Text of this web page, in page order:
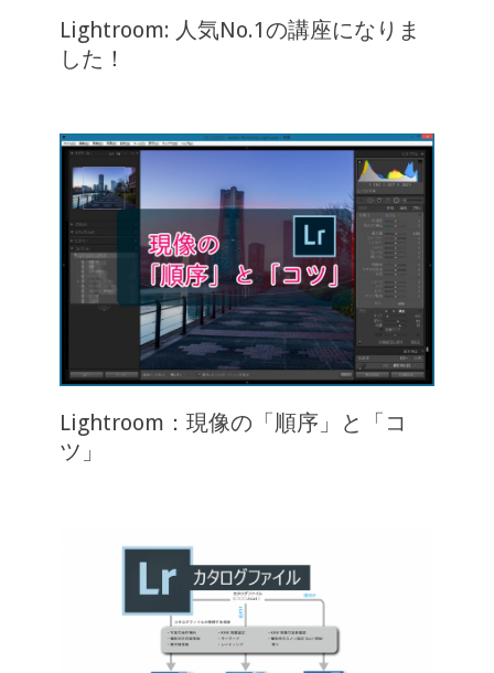
Lightroom: 人気No.1の講座になりま
した！
Lightroom：現像の「順序」と「コ
ツ」